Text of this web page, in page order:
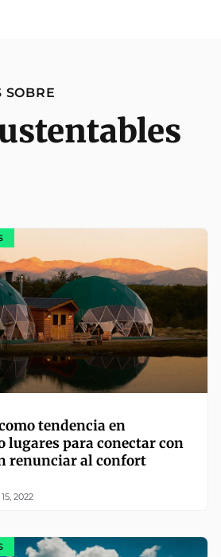
SOBRE
tendencia en
lugares para conectar con
renunciar al confort
2022